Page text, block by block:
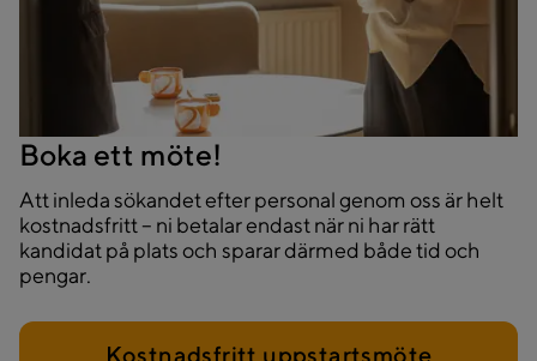
Boka ett möte!
Att inleda sökandet efter personal genom oss är helt
kostnadsfritt – ni betalar endast när ni har rätt
kandidat på plats och sparar därmed både tid och
pengar.
Kostnadsfritt uppstartsmöte